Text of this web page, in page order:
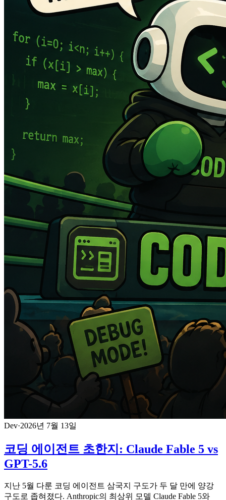
Dev·2026년 7월 13일
코딩 에이전트 초한지: Claude Fable 5 vs
GPT-5.6
지난 5월 다룬 코딩 에이전트 삼국지 구도가 두 달 만에 양강
구도로 좁혀졌다. Anthropic의 최상위 모델 Claude Fable 5와